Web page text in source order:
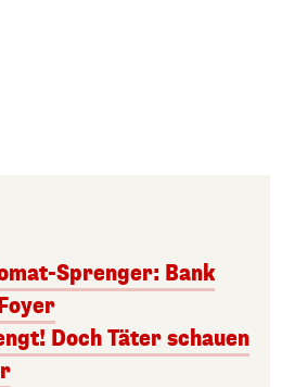
Sprenger: Bank
Doch Täter schauen